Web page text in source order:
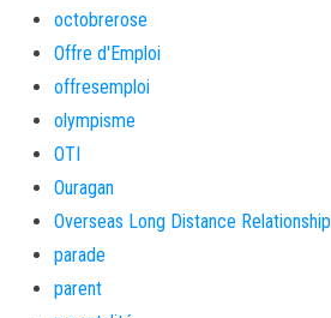
octobrerose
Offre d'Emploi
offresemploi
olympisme
OTI
Ouragan
Overseas Long Distance Relationship
parade
parent